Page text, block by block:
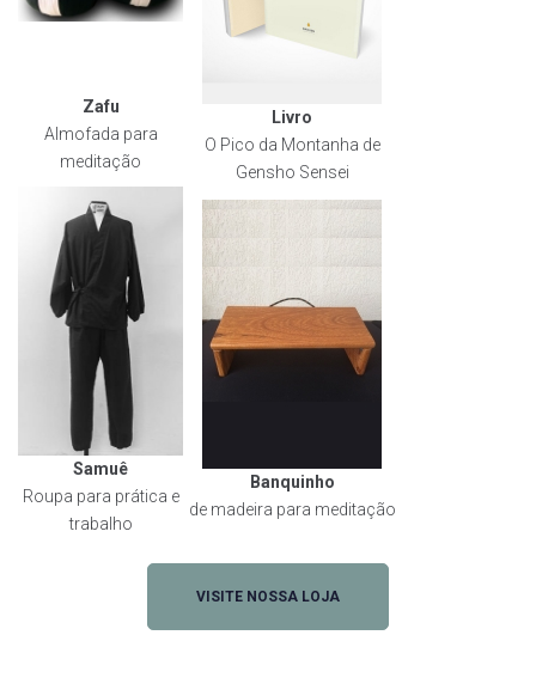
Zafu
Almofada para
meditação
Livro
O Pico da Montanha de
Gensho Sensei
Samuê
Roupa para prática e
trabalho
Banquinho
de madeira para meditação
VISITE NOSSA LOJA